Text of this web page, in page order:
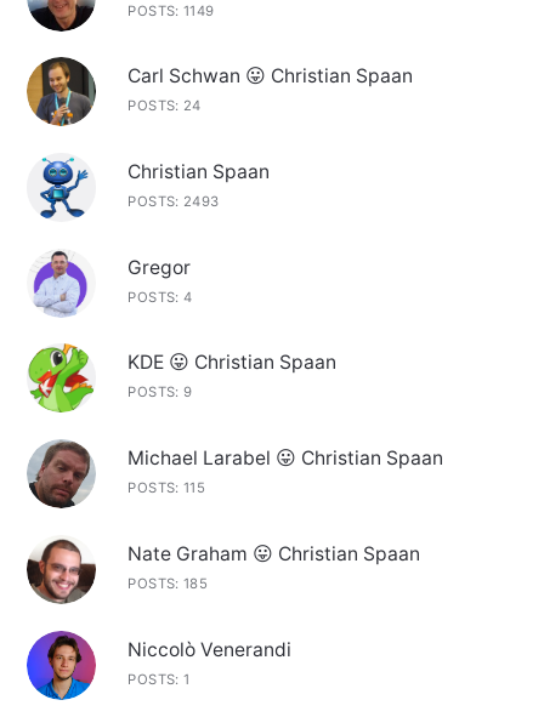
POSTS: 1149
Carl Schwan 😛 Christian Spaan
POSTS: 24
Christian Spaan
POSTS: 2493
Gregor
POSTS: 4
KDE 😛 Christian Spaan
POSTS: 9
Michael Larabel 😛 Christian Spaan
POSTS: 115
Nate Graham 😛 Christian Spaan
POSTS: 185
Niccolò Venerandi
POSTS: 1